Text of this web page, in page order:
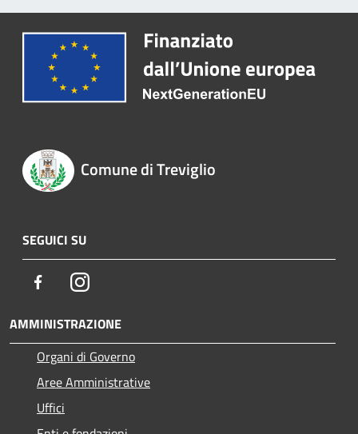
Comune di Treviglio
SEGUICI SU
FacebookInstagram
AMMINISTRAZIONE
Organi di Governo
Aree Amministrative
Uffici